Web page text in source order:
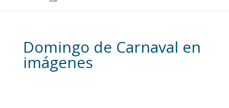
Domingo de Carnaval en
imágenes